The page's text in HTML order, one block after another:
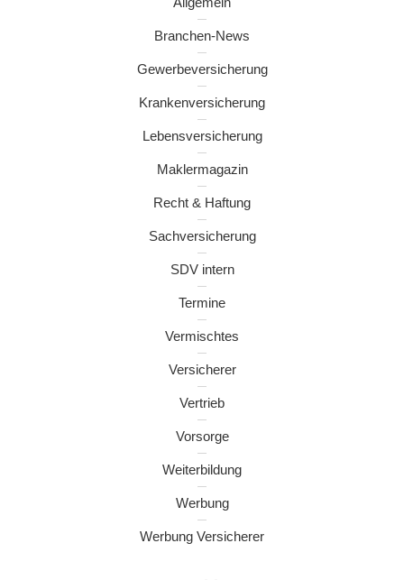
Branchen-News
Gewerbeversicherung
Krankenversicherung
Lebensversicherung
Maklermagazin
Recht & Haftung
Sachversicherung
SDV intern
Termine
Vermischtes
Versicherer
Vertrieb
Vorsorge
Weiterbildung
Werbung
Werbung Versicherer